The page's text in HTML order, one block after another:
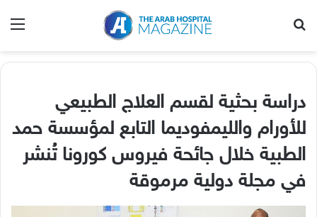
دراسة بحثية لقسم العلاج الطبيعي
للأورام والليمفوديما التابع لمؤسسة حمد
الطبية خلال جائحة فيروس كورونا تُنشر
في مجلة دولية مرموقة